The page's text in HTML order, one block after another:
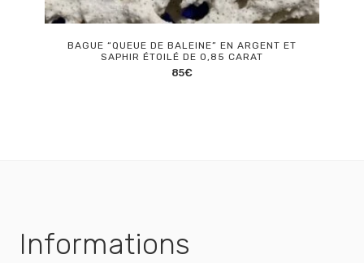
BAGUE “QUEUE DE BALEINE” EN ARGENT ET
SAPHIR ÉTOILÉ DE 0,85 CARAT
85€
Informations